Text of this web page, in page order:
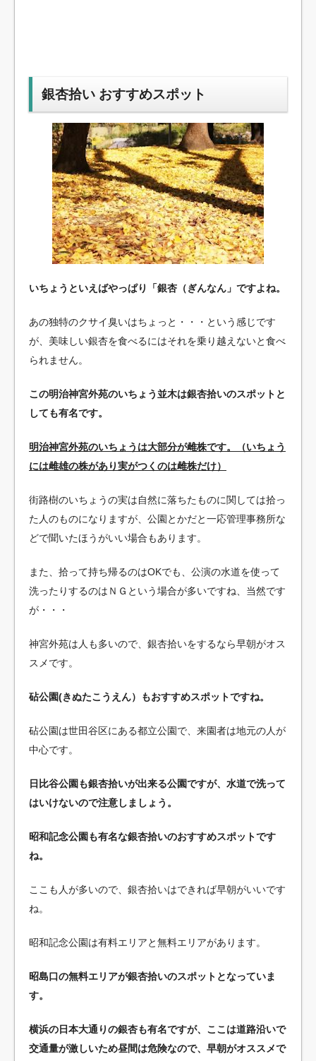
銀杏拾い おすすめスポット
いちょうといえばやっぱり「銀杏（ぎんなん」ですよね。
あの独特のクサイ臭いはちょっと・・・という感じです
が、美味しい銀杏を食べるにはそれを乗り越えないと食べ
られません。
この明治神宮外苑のいちょう並木は銀杏拾いのスポットと
しても有名です。
明治神宮外苑のいちょうは大部分が雌株です。（いちょう
には雌雄の株があり実がつくのは雌株だけ）
街路樹のいちょうの実は自然に落ちたものに関しては拾っ
た人のものになりますが、公園とかだと一応管理事務所な
どで聞いたほうがいい場合もあります。
また、拾って持ち帰るのはOKでも、公演の水道を使って
洗ったりするのはＮＧという場合が多いですね、当然です
が・・・
神宮外苑は人も多いので、銀杏拾いをするなら早朝がオス
スメです。
砧公園(きぬたこうえん）もおすすめスポットですね。
砧公園は世田谷区にある都立公園で、来園者は地元の人が
中心です。
日比谷公園も銀杏拾いが出来る公園ですが、水道で洗って
はいけないので注意しましょう。
昭和記念公園も有名な銀杏拾いのおすすめスポットです
ね。
ここも人が多いので、銀杏拾いはできれば早朝がいいです
ね。
昭和記念公園は有料エリアと無料エリアがあります。
昭島口の無料エリアが銀杏拾いのスポットとなっていま
す。
横浜の日本大通りの銀杏も有名ですが、ここは道路沿いで
交通量が激しいため昼間は危険なので、早朝がオススメで